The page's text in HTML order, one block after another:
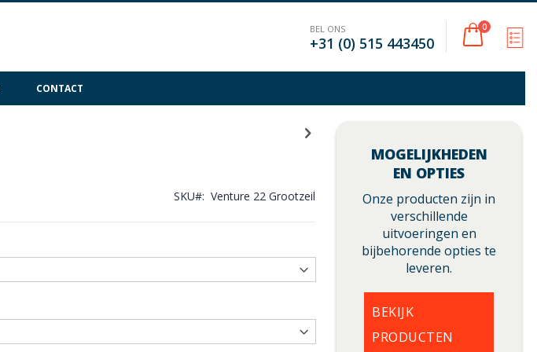
Cart
0
BEL ONS
+31 (0) 515 443450
CONTACT
SKU Venture 22 Grootzeil
MOGELIJKHEDEN
EN OPTIES
Onze producten zijn in
verschillende
uitvoeringen en
bijbehorende opties te
leveren.
BEKIJK
PRODUCTEN